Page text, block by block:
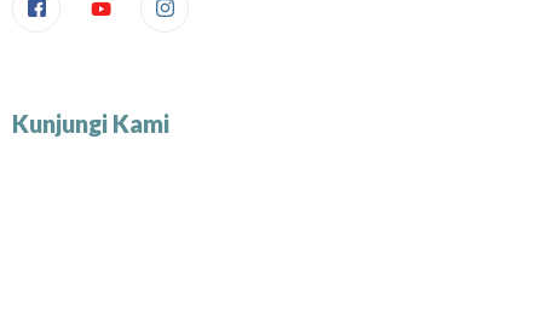
Kunjungi Kami